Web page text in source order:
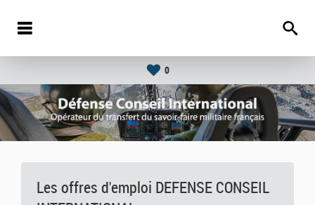
0
Les offres d'emploi DEFENSE CONSEIL